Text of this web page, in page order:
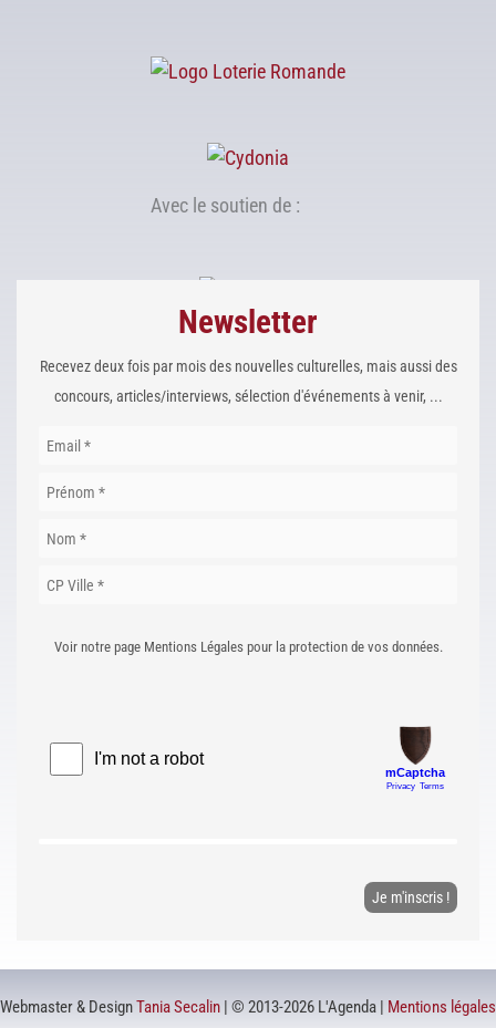
Avec le soutien de :
Newsletter
Recevez deux fois par mois des nouvelles culturelles, mais aussi des
concours, articles/interviews, sélection d'événements à venir, ...
Voir notre page Mentions Légales pour la protection de vos données.
Webmaster & DesignTania Secalin | © 2013-2026 L'Agenda | Mentions légales